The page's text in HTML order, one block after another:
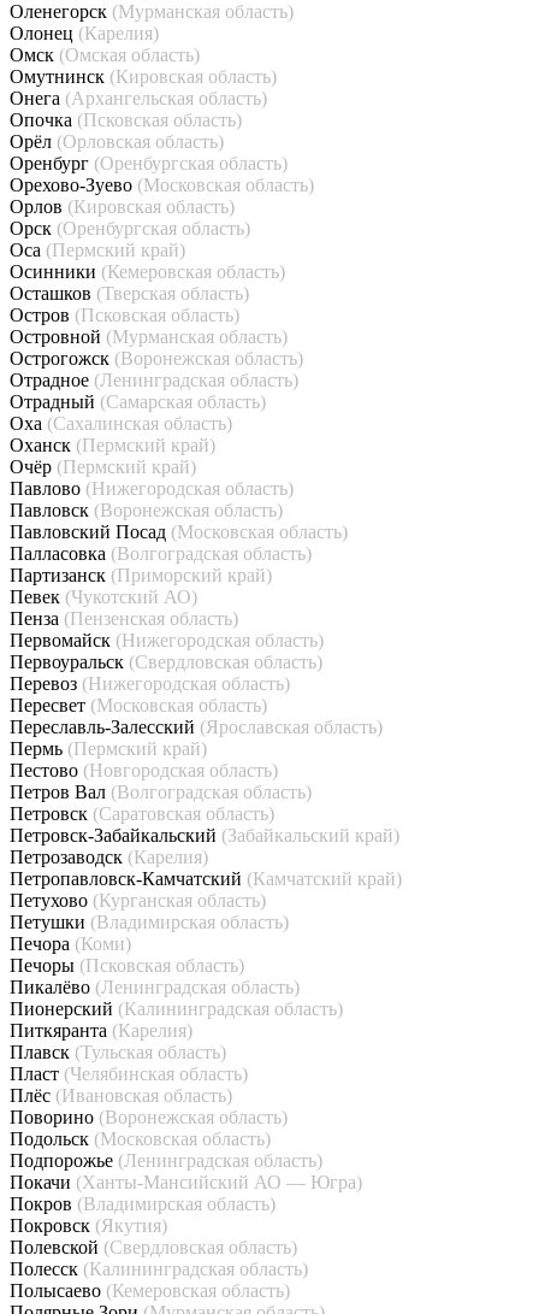
Оленегорск (Мурманская область)
Олонец (Карелия)
Омск (Омская область)
Омутнинск (Кировская область)
Онега (Архангельская область)
Опочка (Псковская область)
Орёл (Орловская область)
Оренбург (Оренбургская область)
Орехово-Зуево (Московская область)
Орлов (Кировская область)
Орск (Оренбургская область)
Оса (Пермский край)
Осинники (Кемеровская область)
Осташков (Тверская область)
Остров (Псковская область)
Островной (Мурманская область)
Острогожск (Воронежская область)
Отрадное (Ленинградская область)
Отрадный (Самарская область)
Оха (Сахалинская область)
Оханск (Пермский край)
Очёр (Пермский край)
Павлово (Нижегородская область)
Павловск (Воронежская область)
Павловский Посад (Московская область)
Палласовка (Волгоградская область)
Партизанск (Приморский край)
Певек (Чукотский АО)
Пенза (Пензенская область)
Первомайск (Нижегородская область)
Первоуральск (Свердловская область)
Перевоз (Нижегородская область)
Пересвет (Московская область)
Переславль-Залесский (Ярославская область)
Пермь (Пермский край)
Пестово (Новгородская область)
Петров Вал (Волгоградская область)
Петровск (Саратовская область)
Петровск-Забайкальский (Забайкальский край)
Петрозаводск (Карелия)
Петропавловск-Камчатский (Камчатский край)
Петухово (Курганская область)
Петушки (Владимирская область)
Печора (Коми)
Печоры (Псковская область)
Пикалёво (Ленинградская область)
Пионерский (Калининградская область)
Питкяранта (Карелия)
Плавск (Тульская область)
Пласт (Челябинская область)
Плёс (Ивановская область)
Поворино (Воронежская область)
Подольск (Московская область)
Подпорожье (Ленинградская область)
Покачи (Ханты-Мансийский АО — Югра)
Покров (Владимирская область)
Покровск (Якутия)
Полевской (Свердловская область)
Полесск (Калининградская область)
Полысаево (Кемеровская область)